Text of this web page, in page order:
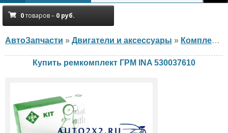
0товаров – 0 руб.
АвтоЗапчасти » Двигатели и аксессуары » Комплект ГРМ
Купить ремкомплект ГРМ INA 530037610